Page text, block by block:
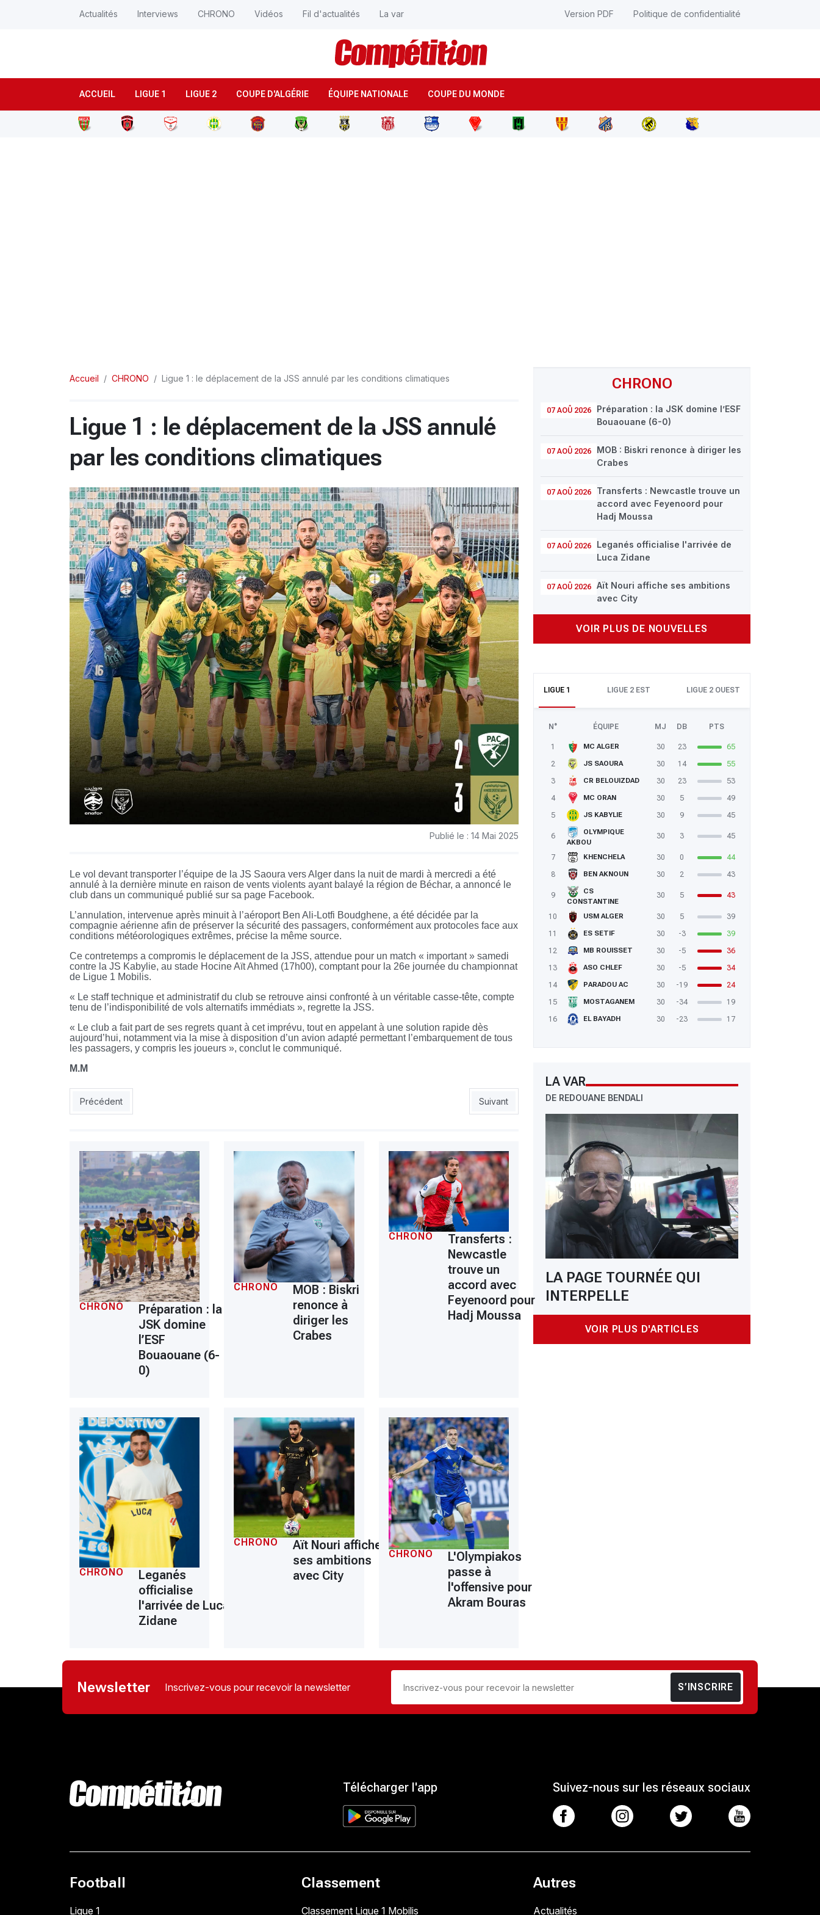
ACCUEIL LIGUE 1 LIGUE 2 COUPE D'ALGÉRIE ÉQUIPE NATIONALE COUPE DU MONDE
Actualités Interviews CHRONO Vidéos Fil d'actualités La var Version PDF Politique de confidentialité
CHRONO
07 AOÛ 2026
Préparation : la JSK domine l’ESF
Bouaouane (6-0)
07 AOÛ 2026
MOB : Biskri renonce à diriger les
Crabes
07 AOÛ 2026
Transferts : Newcastle trouve un
accord avec Feyenoord pour
Hadj Moussa
07 AOÛ 2026
Leganés officialise l'arrivée de
Luca Zidane
07 AOÛ 2026
Aït Nouri affiche ses ambitions
avec City
VOIR PLUS DE NOUVELLES
LIGUE 1 LIGUE 2 EST LIGUE 2 OUEST
N° ÉQUIPE MJ DB PTS
1 MC ALGER 30 23
65
2
JS SAOURA 30 14
55
3
CR BELOUIZDAD 30 23
53
4
MC ORAN 30 5
49
5
JS KABYLIE 30 9 45
6
OLYMPIQUE
AKBOU
30 3 45
7 KHENCHELA 30 0
44
8
BEN AKNOUN 30 2 43
9
CS
CONSTANTINE
30 5 43
10 USM ALGER 30 5
39
11
ES SETIF 30 -3
39
12
MB ROUISSET 30 -5
36
13
ASO CHLEF 30 -5
34
14
PARADOU AC 30 -19
24
15
MOSTAGANEM 30 -34
19
16
EL BAYADH 30 -23 17
LA VAR
DE REDOUANE BENDALI
LA PAGE TOURNÉE QUI
INTERPELLE
VOIR PLUS D'ARTICLES
Accueil CHRONO Ligue 1 : le déplacement de la JSS annulé par les conditions climatiques
Ligue 1 : le déplacement de la JSS annulé
par les conditions climatiques
Publié le : 14 Mai 2025
Le vol devant transporter l’équipe de la JS Saoura vers Alger dans la nuit de mardi à mercredi a été
annulé à la dernière minute en raison de vents violents ayant balayé la région de Béchar, a annoncé le
club dans un communiqué publié sur sa page Facebook.
L’annulation, intervenue après minuit à l’aéroport Ben Ali-Lotfi Boudghene, a été décidée par la
compagnie aérienne afin de préserver la sécurité des passagers, conformément aux protocoles face aux
conditions météorologiques extrêmes, précise la même source.
Ce contretemps a compromis le déplacement de la JSS, attendue pour un match « important » samedi
contre la JS Kabylie, au stade Hocine Aït Ahmed (17h00), comptant pour la 26e journée du championnat
de Ligue 1 Mobilis.
« Le staff technique et administratif du club se retrouve ainsi confronté à un véritable casse-tête, compte
tenu de l’indisponibilité de vols alternatifs immédiats », regrette la JSS.
« Le club a fait part de ses regrets quant à cet imprévu, tout en appelant à une solution rapide dès
aujourd’hui, notamment via la mise à disposition d’un avion adapté permettant l’embarquement de tous
les passagers, y compris les joueurs », conclut le communiqué.
M.M
Article précédent : Coupe de l’Emir du Qatar : Al-Sadd et ses DZ éliminés
Précédent Article suivant : Ligue 1 : Ghorbal de retour pour diriger PAC-USMA
Suivant
CHRONO
Préparation : la
JSK domine
l’ESF
Bouaouane (6-
0)
CHRONO
MOB : Biskri
renonce à
diriger les
Crabes
CHRONO
Transferts :
Newcastle
trouve un
accord avec
Feyenoord pour
Hadj Moussa
CHRONO
Leganés
officialise
l'arrivée de Luca
Zidane
CHRONO
Aït Nouri affiche
ses ambitions
avec City
CHRONO
L'Olympiakos
passe à
l'offensive pour
Akram Bouras
Newsletter Inscrivez-vous pour recevoir la newsletter S’INSCRIRE
Télécharger l'app Suivez-nous sur les réseaux sociaux
Football
Ligue 1
Classement
Classement Ligue 1 Mobilis
Autres
Actualités